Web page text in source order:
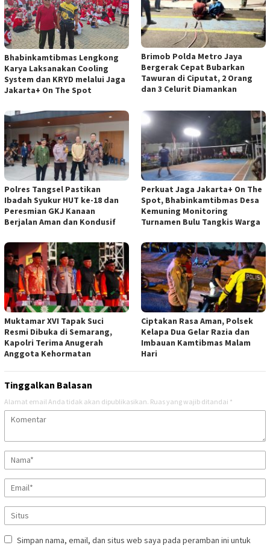
Bhabinkamtibmas Lengkong
Karya Laksanakan Cooling
System dan KRYD melalui Jaga
Jakarta+ On The Spot
Brimob Polda Metro Jaya
Bergerak Cepat Bubarkan
Tawuran di Ciputat, 2 Orang
dan 3 Celurit Diamankan
Polres Tangsel Pastikan
Ibadah Syukur HUT ke-18 dan
Peresmian GKJ Kanaan
Berjalan Aman dan Kondusif
Perkuat Jaga Jakarta+ On The
Spot, Bhabinkamtibmas Desa
Kemuning Monitoring
Turnamen Bulu Tangkis Warga
Muktamar XVI Tapak Suci
Resmi Dibuka di Semarang,
Kapolri Terima Anugerah
Anggota Kehormatan
Ciptakan Rasa Aman, Polsek
Kelapa Dua Gelar Razia dan
Imbauan Kamtibmas Malam
Hari
Tinggalkan Balasan
Alamat email Anda tidak akan dipublikasikan. Ruas yang wajib ditandai *
Simpan nama, email, dan situs web saya pada peramban ini untuk